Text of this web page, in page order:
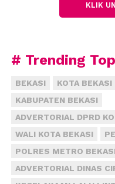
“Kalau tidak
di tempat yang lebih
KLIK
# Trending
BEKASI KOTA BEKASI
KABUPATEN BEKASI
ADVERTORIAL DPRD
WALI KOTA BEKASI
POLRES METRO
ADVERTORIAL DINAS